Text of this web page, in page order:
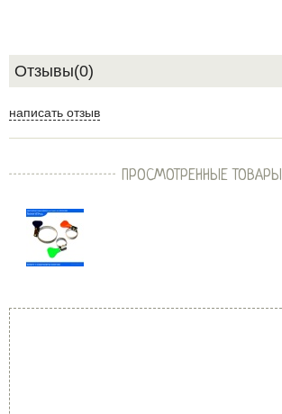
Отзывы(0)
написать отзыв
ПРОСМОТРЕННЫЕ ТОВАРЫ